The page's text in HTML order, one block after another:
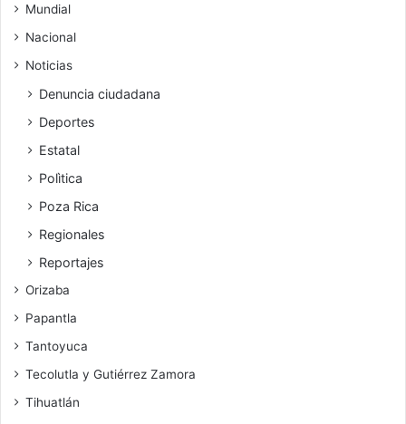
Mundial
Nacional
Noticias
Denuncia ciudadana
Deportes
Estatal
Polìtica
Poza Rica
Regionales
Reportajes
Orizaba
Papantla
Tantoyuca
Tecolutla y Gutiérrez Zamora
Tihuatlán